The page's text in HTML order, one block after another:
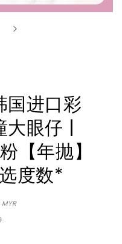
国进口彩
大眼仔 |
【年抛】
度数*